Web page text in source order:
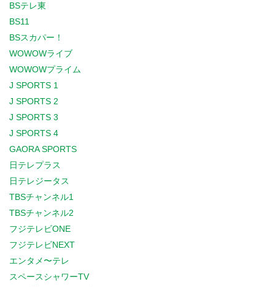
BSテレ東
BS11
BSスカパー！
WOWOWライブ
WOWOWプライム
J SPORTS 1
J SPORTS 2
J SPORTS 3
J SPORTS 4
GAORA SPORTS
日テレプラス
日テレジータス
TBSチャンネル1
TBSチャンネル2
フジテレビONE
フジテレビNEXT
エンタメ〜テレ
スペースシャワーTV